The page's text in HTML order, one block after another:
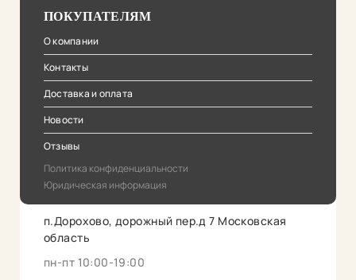
ПОКУПАТЕЛЯМ
О компании
Контакты
Доставка и оплата
Новости
Отзывы
Политика конфиденциальности
Юридическая информация
п.Дорохово, дорожный пер.д 7 Московская
область
пн-пт 10:00-19:00